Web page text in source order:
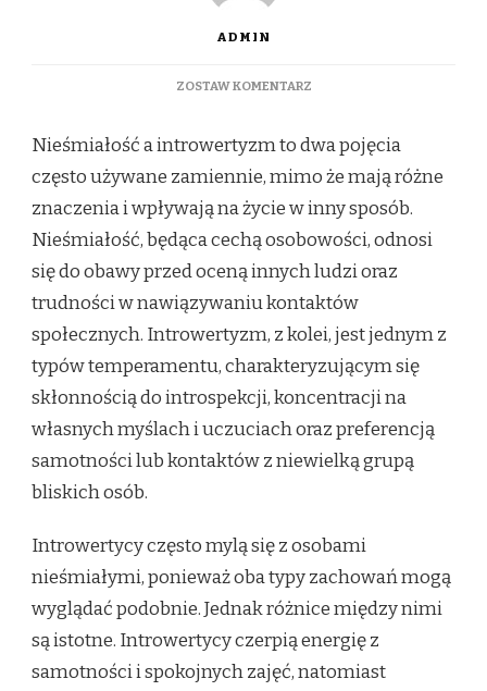
ADMIN
ZOSTAW KOMENTARZDO
INTROWERTYZM:
JAK
ODRÓŻNIĆ
TE
POJĘCIA
ZROZUMIEĆ
ICH
WPŁYW
ŻYCIE
Nieśmiałość a introwertyzm to dwa pojęcia
często używane zamiennie, mimo że mają różne
znaczenia i wpływają na życie w inny sposób.
Nieśmiałość, będąca cechą osobowości, odnosi
się do obawy przed oceną innych ludzi oraz
trudności w nawiązywaniu kontaktów
społecznych. Introwertyzm, z kolei, jest jednym z
typów temperamentu, charakteryzującym się
skłonnością do introspekcji, koncentracji na
własnych myślach i uczuciach oraz preferencją
samotności lub kontaktów z niewielką grupą
bliskich osób.
Introwertycy często mylą się z osobami
nieśmiałymi, ponieważ oba typy zachowań mogą
wyglądać podobnie. Jednak różnice między nimi
są istotne. Introwertycy czerpią energię z
samotności i spokojnych zajęć, natomiast